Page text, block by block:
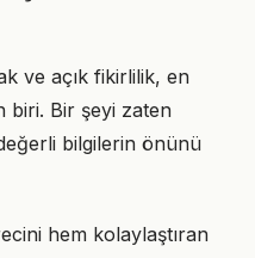
ve açık fikirlilik, en
biri. Bir şeyi zaten
bilgilerin önünü
hem kolaylaştıran